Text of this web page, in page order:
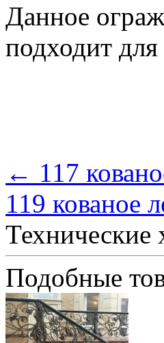
Данное
подходит
← 117
119 кованое
Технические
Подобные